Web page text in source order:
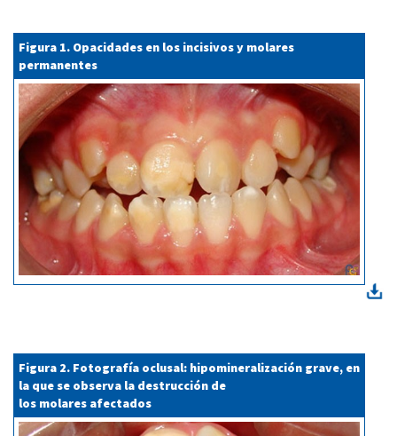
Figura 1. Opacidades en los incisivos y molares
permanentes
Figura 2. Fotografía oclusal: hipomineralización grave, en
la que se observa la destrucción de
los molares afectados